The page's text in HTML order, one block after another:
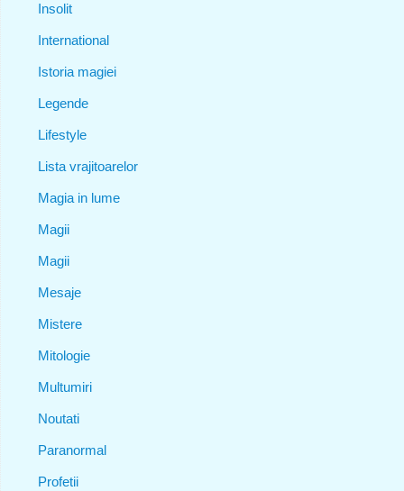
Insolit
International
Istoria magiei
Legende
Lifestyle
Lista vrajitoarelor
Magia in lume
Magii
Magii
Mesaje
Mistere
Mitologie
Multumiri
Noutati
Paranormal
Profetii